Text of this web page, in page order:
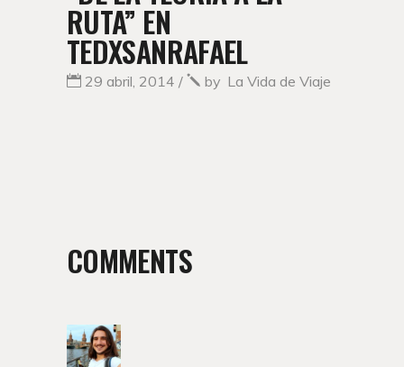
RUTA” EN
TEDXSANRAFAEL
29 abril, 2014 by La Vida de Viaje
COMMENTS